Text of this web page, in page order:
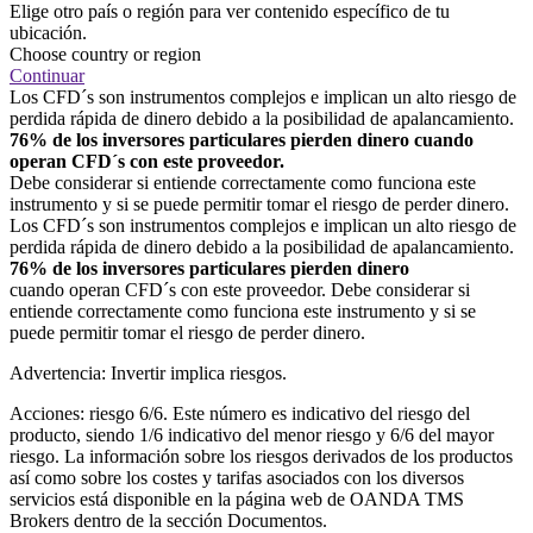
Elige otro país o región para ver contenido específico de tu
ubicación.
Choose country or region
Continuar
Los CFD´s son instrumentos complejos e implican un alto riesgo de
perdida rápida de dinero debido a la posibilidad de apalancamiento.
76% de los inversores particulares pierden dinero cuando
operan CFD´s con este proveedor.
Debe considerar si entiende correctamente como funciona este
instrumento y si se puede permitir tomar el riesgo de perder dinero.
Los CFD´s son instrumentos complejos e implican un alto riesgo de
perdida rápida de dinero debido a la posibilidad de apalancamiento.
76% de los inversores particulares pierden dinero
cuando operan CFD´s con este proveedor. Debe considerar si
entiende correctamente como funciona este instrumento y si se
puede permitir tomar el riesgo de perder dinero.
Advertencia: Invertir implica riesgos.
Acciones: riesgo 6/6. Este número es indicativo del riesgo del
producto, siendo 1/6 indicativo del menor riesgo y 6/6 del mayor
riesgo. La información sobre los riesgos derivados de los productos
así como sobre los costes y tarifas asociados con los diversos
servicios está disponible en la página web de OANDA TMS
Brokers dentro de la sección Documentos.